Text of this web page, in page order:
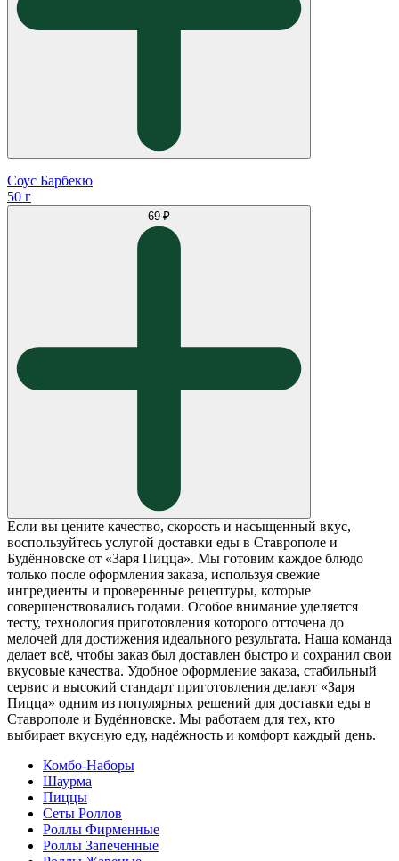
Соус Барбекю
50 г
69 ₽
Если вы цените качество, скорость и насыщенный вкус,
воспользуйтесь услугой доставки еды в Ставрополе и
Будённовске от «Заря Пицца». Мы готовим каждое блюдо
только после оформления заказа, используя свежие
ингредиенты и проверенные рецептуры, которые
совершенствовались годами. Особое внимание уделяется
тесту, технология приготовления которого отточена до
мелочей для достижения идеального результата. Наша команда
делает всё, чтобы заказ был доставлен быстро и сохранил свои
вкусовые качества. Удобное оформление заказа, стабильный
сервис и высокий стандарт приготовления делают «Заря
Пицца» одним из популярных решений для доставки еды в
Ставрополе и Будённовске. Мы работаем для тех, кто
выбирает вкусную еду, надёжность и комфорт каждый день.
Комбо-Наборы
Шаурма
Пиццы
Сеты Роллов
Роллы Фирменные
Роллы Запеченные